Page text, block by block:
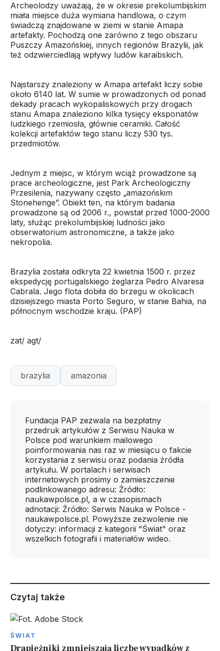
Archeolodzy uważają, że w okresie prekolumbijskim
miała miejsce duża wymiana handlowa, o czym
świadczą znajdowane w ziemi w stanie Amapa
artefakty. Pochodzą one zarówno z tego obszaru
Puszczy Amazońskiej, innych regionów Brazylii, jak
też odzwierciedlają wpływy ludów karaibskich.
Najstarszy znaleziony w Amapa artefakt liczy sobie
około 6140 lat. W sumie w prowadzonych od ponad
dekady pracach wykopaliskowych przy drogach
stanu Amapa znaleziono kilka tysięcy eksponatów
ludzkiego rzemiosła, głównie ceramiki. Całość
kolekcji artefaktów tego stanu liczy 530 tys.
przedmiotów.
Jednym z miejsc, w którym wciąż prowadzone są
prace archeologiczne, jest Park Archeologiczny
Przesilenia, nazywany często „amazońskim
Stonehenge”. Obiekt ten, na którym badania
prowadzone są od 2006 r., powstał przed 1000-2000
laty, służąc prekolumbijskiej ludności jako
obserwatorium astronomiczne, a także jako
nekropolia.
Brazylia została odkryta 22 kwietnia 1500 r. przez
ekspedycję portugalskiego żeglarza Pedro Alvaresa
Cabrala. Jego flota dobiła do brzegu w okolicach
dzisiejszego miasta Porto Seguro, w stanie Bahia, na
północnym wschodzie kraju. (PAP)
zat/ agt/
brazylia amazonia
Fundacja PAP zezwala na bezpłatny
przedruk artykułów z Serwisu Nauka w
Polsce pod warunkiem mailowego
poinformowania nas raz w miesiącu o fakcie
korzystania z serwisu oraz podania źródła
artykułu. W portalach i serwisach
internetowych prosimy o zamieszczenie
podlinkowanego adresu: Źródło:
naukawpolsce.pl, a w czasopismach
adnotacji: Źródło: Serwis Nauka w Polsce -
naukawpolsce.pl. Powyższe zezwolenie nie
dotyczy: informacji z kategorii "Świat" oraz
wszelkich fotografii i materiałów wideo.
Czytaj także
ŚWIAT
Drapieżniki zmniejszają liczbę wypadków z